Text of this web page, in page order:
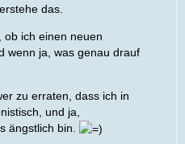
das.
ob ich einen neuen
wenn ja, was genau drauf
zu erraten, dass ich in
und ja,
ängstlich bin.